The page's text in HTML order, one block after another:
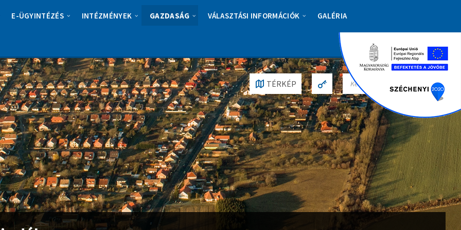
E-ÜGYINTÉZÉS INTÉZMÉNYEK GAZDASÁG VÁLASZTÁSI INFORMÁCIÓK GALÉRIA
TÉRKÉP
A
R
C
H
: